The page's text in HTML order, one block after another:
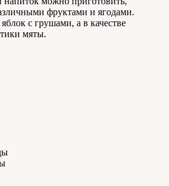
фруктами и ягодами.
с грушами, а в качестве
мяты.